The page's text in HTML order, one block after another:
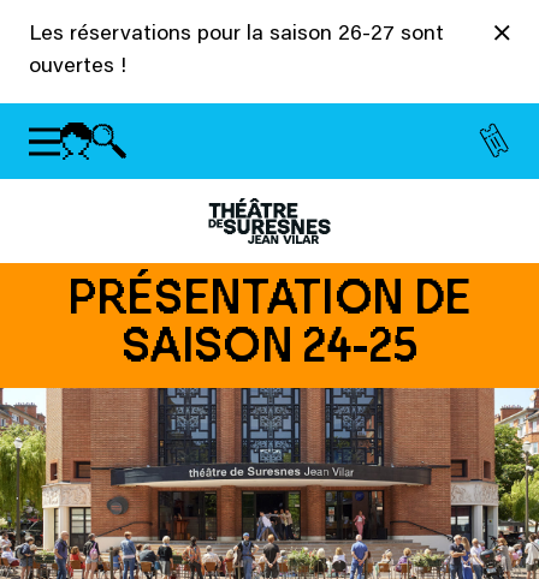
Les réservations pour la saison 26-27 sont
ouvertes !
PRÉSENTATION DE
SAISON 24-25